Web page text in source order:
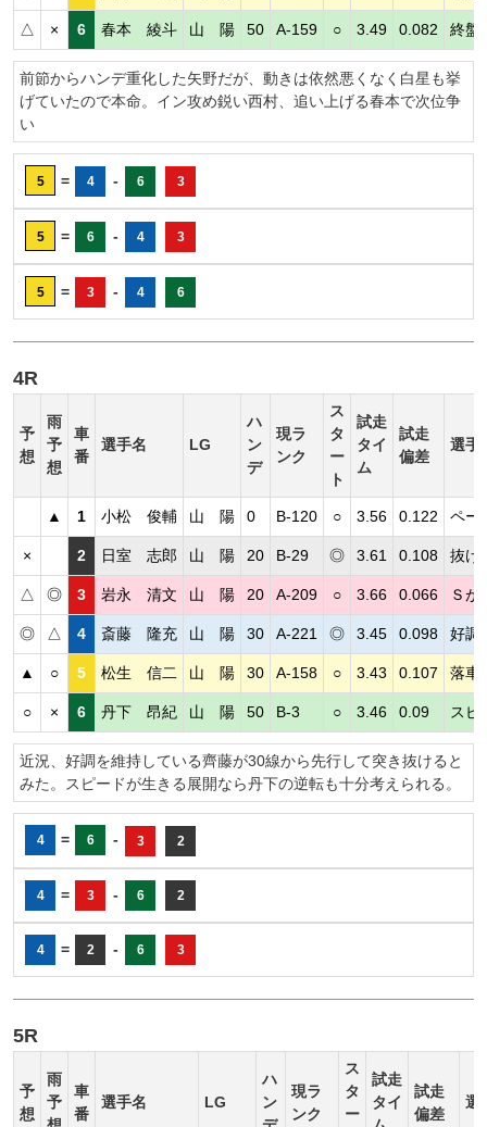
△ × 6 春本 綾斗 山 陽 50 A-159 ○ 3.49 0.082 終盤
前節からハンデ重化した矢野だが、動きは依然悪くなく白星も挙
げていたので本命。イン攻め鋭い西村、追い上げる春本で次位争
い
5 = 4 - 6 3
5 = 6 - 4 3
5 = 3 - 4 6
4R
予
想
雨
予
想
車
番
選手名 LG
ハ
ン
デ
現ラ
ンク
ス
タ
ー
ト
試走
タイ
ム
試走
偏差
選手
▲ 1 小松 俊輔 山 陽 0 B-120 ○ 3.56 0.122 ペー
× 2 日室 志郎 山 陽 20 B-29 ◎ 3.61 0.108 抜け
△ ◎ 3 岩永 清文 山 陽 20 A-209 ○ 3.66 0.066 Ｓが
◎ △ 4 斎藤 隆充 山 陽 30 A-221 ◎ 3.45 0.098 好調
▲ ○ 5 松生 信二 山 陽 30 A-158 ○ 3.43 0.107 落車
○ × 6 丹下 昂紀 山 陽 50 B-3 ○ 3.46 0.09 スピ
近況、好調を維持している齊藤が30線から先行して突き抜けると
みた。スピードが生きる展開なら丹下の逆転も十分考えられる。
4 = 6 - 3 2
4 = 3 - 6 2
4 = 2 - 6 3
5R
予
想
雨
予
車
番
選手名 LG
ハ
ン
現ラ
ンク
ス
タ
ー
試走
タイ
試走
偏差
選